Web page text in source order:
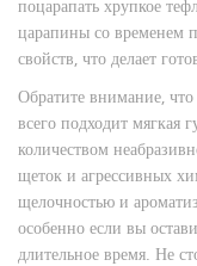
поцарапать хрупкое
царапины со временем
свойств, что делает
Обратите внимание,
всего подходит мягкая
количеством
щеток и агрессивных
щелочностью и
особенно если вы
длительное время. Не